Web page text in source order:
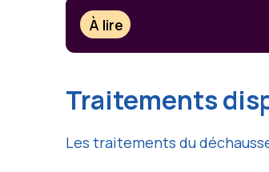
À lire
Traitements
Les traitements du